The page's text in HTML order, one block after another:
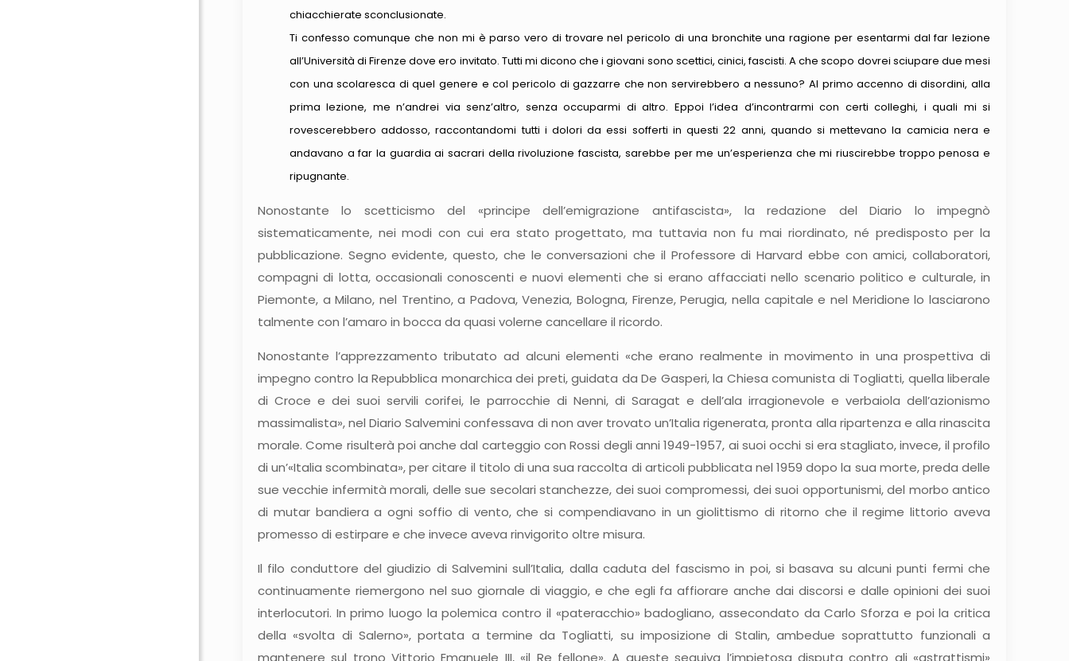
chiacchierate sconclusionate.
Ti confesso comunque che non mi è parso vero di trovare nel pericolo di una bronchite una ragione per esentarmi dal far lezione
all’Università di Firenze dove ero invitato. Tutti mi dicono che i giovani sono scettici, cinici, fascisti. A che scopo dovrei sciupare due mesi
con una scolaresca di quel genere e col pericolo di gazzarre che non servirebbero a nessuno? Al primo accenno di disordini, alla
prima lezione, me n’andrei via senz’altro, senza occuparmi di altro. Eppoi l’idea d’incontrarmi con certi colleghi, i quali mi si
rovescerebbero addosso, raccontandomi tutti i dolori da essi sofferti in questi 22 anni, quando si mettevano la camicia nera e
andavano a far la guardia ai sacrari della rivoluzione fascista, sarebbe per me un’esperienza che mi riuscirebbe troppo penosa e
ripugnante.
Nonostante lo scetticismo del «principe dell’emigrazione antifascista», la redazione del Diario lo impegnò
sistematicamente, nei modi con cui era stato progettato, ma tuttavia non fu mai riordinato, né predisposto per la
pubblicazione. Segno evidente, questo, che le conversazioni che il Professore di Harvard ebbe con amici, collaboratori,
compagni di lotta, occasionali conoscenti e nuovi elementi che si erano affacciati nello scenario politico e culturale, in
Piemonte, a Milano, nel Trentino, a Padova, Venezia, Bologna, Firenze, Perugia, nella capitale e nel Meridione lo lasciarono
talmente con l’amaro in bocca da quasi volerne cancellare il ricordo.
Nonostante l’apprezzamento tributato ad alcuni elementi «che erano realmente in movimento in una prospettiva di
impegno contro la Repubblica monarchica dei preti, guidata da De Gasperi, la Chiesa comunista di Togliatti, quella liberale
di Croce e dei suoi servili corifei, le parrocchie di Nenni, di Saragat e dell’ala irragionevole e verbaiola dell’azionismo
massimalista», nel Diario Salvemini confessava di non aver trovato un’Italia rigenerata, pronta alla ripartenza e alla rinascita
morale. Come risulterà poi anche dal carteggio con Rossi degli anni 1949-1957, ai suoi occhi si era stagliato, invece, il profilo
di un’«Italia scombinata», per citare il titolo di una sua raccolta di articoli pubblicata nel 1959 dopo la sua morte, preda delle
sue vecchie infermità morali, delle sue secolari stanchezze, dei suoi compromessi, dei suoi opportunismi, del morbo antico
di mutar bandiera a ogni soffio di vento, che si compendiavano in un giolittismo di ritorno che il regime littorio aveva
promesso di estirpare e che invece aveva rinvigorito oltre misura.
Il filo conduttore del giudizio di Salvemini sull’Italia, dalla caduta del fascismo in poi, si basava su alcuni punti fermi che
continuamente riemergono nel suo giornale di viaggio, e che egli fa affiorare anche dai discorsi e dalle opinioni dei suoi
interlocutori. In primo luogo la polemica contro il «pateracchio» badogliano, assecondato da Carlo Sforza e poi la critica
della «svolta di Salerno», portata a termine da Togliatti, su imposizione di Stalin, ambedue soprattutto funzionali a
mantenere sul trono Vittorio Emanuele III, «il Re fellone». A queste seguiva l’impietosa disputa contro gli «astrattismi»